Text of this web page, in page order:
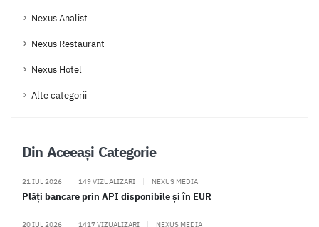
Nexus Analist
Nexus Restaurant
Nexus Hotel
Alte categorii
Din Aceeași Categorie
21 IUL 2026 | 149 VIZUALIZARI | NEXUS MEDIA
Plăți bancare prin API disponibile și în EUR
20 IUL 2026 | 1417 VIZUALIZARI | NEXUS MEDIA